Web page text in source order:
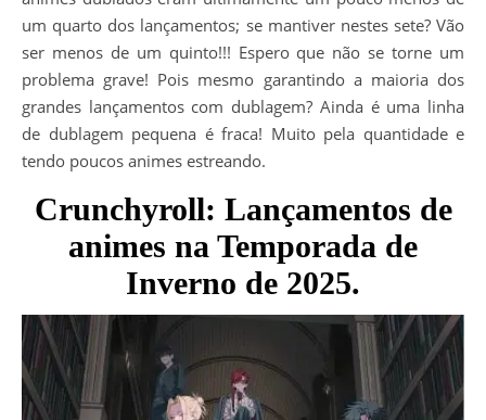
um quarto dos lançamentos; se mantiver nestes sete? Vão
ser menos de um quinto!!! Espero que não se torne um
problema grave! Pois mesmo garantindo a maioria dos
grandes lançamentos com dublagem? Ainda é uma linha
de dublagem pequena é fraca! Muito pela quantidade e
tendo poucos animes estreando.
Crunchyroll: Lançamentos de
animes na Temporada de
Inverno de 2025.